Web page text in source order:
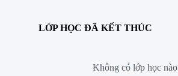
LỚP HỌC ĐÃ KẾT THÚC
Không có lớp học nào